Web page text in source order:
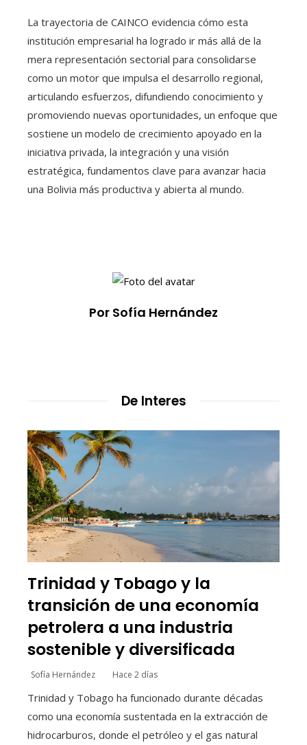
La trayectoria de CAINCO evidencia cómo esta
institución empresarial ha logrado ir más allá de la
mera representación sectorial para consolidarse
como un motor que impulsa el desarrollo regional,
articulando esfuerzos, difundiendo conocimiento y
promoviendo nuevas oportunidades, un enfoque que
sostiene un modelo de crecimiento apoyado en la
iniciativa privada, la integración y una visión
estratégica, fundamentos clave para avanzar hacia
una Bolivia más productiva y abierta al mundo.
Por Sofía Hernández
De Interes
Trinidad y Tobago y la
transición de una economía
petrolera a una industria
sostenible y diversificada
Sofía Hernández Hace 2 días
Trinidad y Tobago ha funcionado durante décadas
como una economía sustentada en la extracción de
hidrocarburos, donde el petróleo y el gas natural